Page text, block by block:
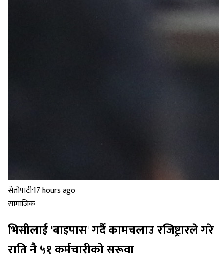
सेतोपाटी·17 hours ago
सामाजिक
भिसीलाई 'बाइपास' गर्दै कामचलाउ रजिष्ट्रारले गरे
राति नै ५१ कर्मचारीको सरूवा